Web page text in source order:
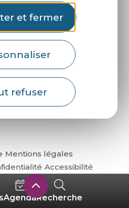
et fermer
refuser
AgendaRecherche
venir ?
Mentions légales
Accessibilité